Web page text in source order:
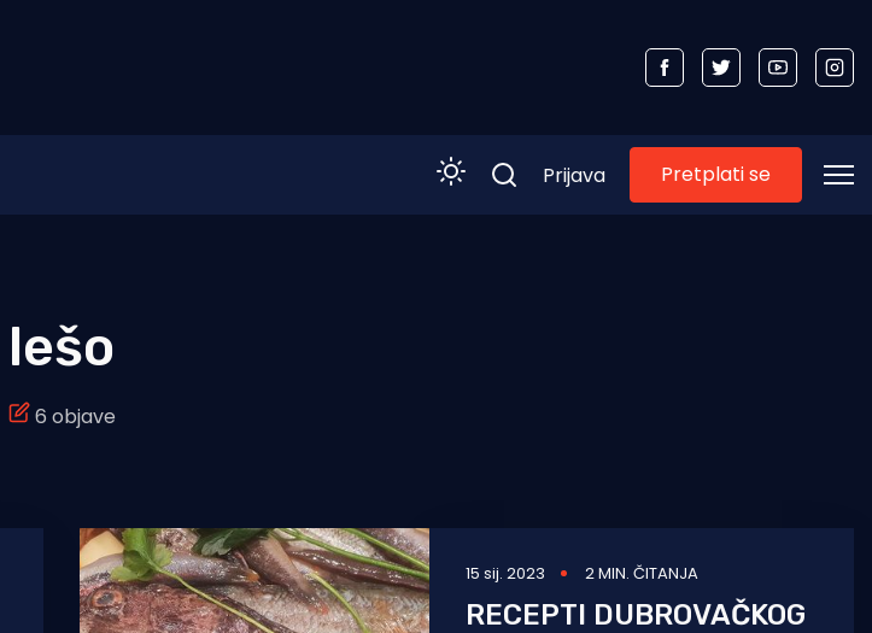
Prijava Pretplati se
lešo
6 objave
15 sij. 2023 2 MIN. ČITANJA
RECEPTI DUBROVAČKOG